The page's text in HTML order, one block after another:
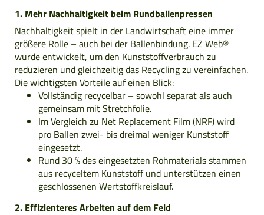
1. Mehr Nachhaltigkeit beim Rundballenpressen
Nachhaltigkeit spielt in der Landwirtschaft eine immer
größere Rolle – auch bei der Ballenbindung. EZ Web®
wurde entwickelt, um den Kunststoffverbrauch zu
reduzieren und gleichzeitig das Recycling zu vereinfachen.
Die wichtigsten Vorteile auf einen Blick:
Vollständig recycelbar – sowohl separat als auch
gemeinsam mit Stretchfolie.
Im Vergleich zu Net Replacement Film (NRF) wird
pro Ballen zwei- bis dreimal weniger Kunststoff
eingesetzt.
Rund 30 % des eingesetzten Rohmaterials stammen
aus recyceltem Kunststoff und unterstützen einen
geschlossenen Wertstoffkreislauf.
2. Effizienteres Arbeiten auf dem Feld